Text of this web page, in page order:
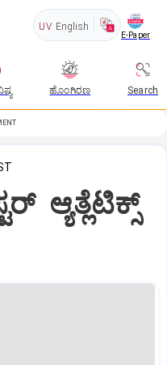
UV English
E-Paper
ಹೊಂಗಿರಣ Search
ಆ್ಯತ್ಲೆಟಿಕ್ಸ್‌